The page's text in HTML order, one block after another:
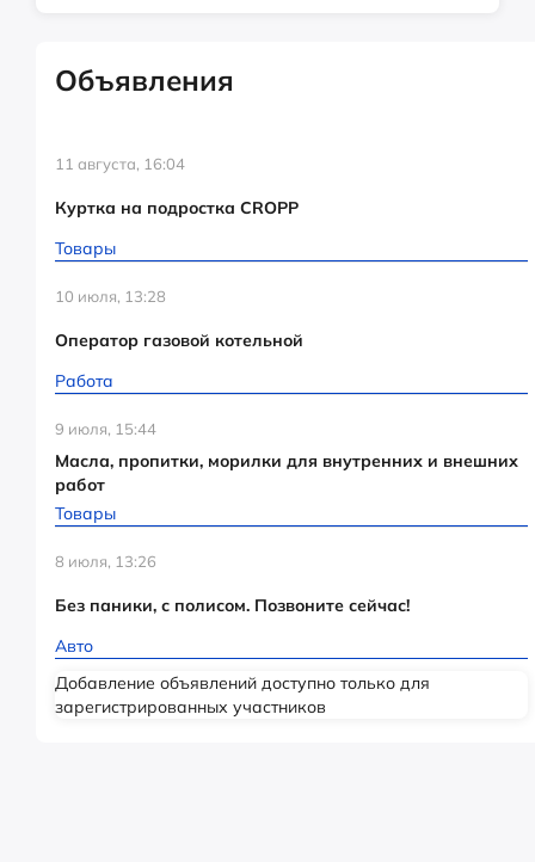
Объявления
11 августа, 16:04
Куртка на подростка CROPP
Товары
10 июля, 13:28
Оператор газовой котельной
Работа
9 июля, 15:44
Масла, пропитки, морилки для внутренних и внешних
работ
Товары
8 июля, 13:26
Без паники, с полисом. Позвоните сейчас!
Авто
Добавление объявлений доступно только для
зарегистрированных участников